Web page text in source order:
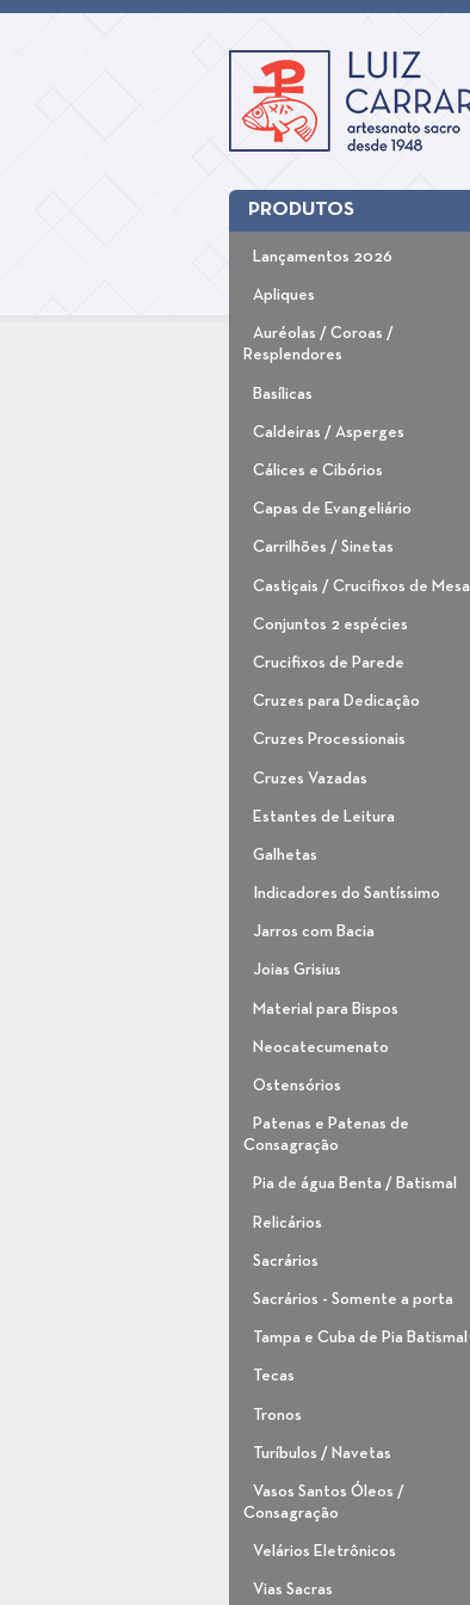
PRODUTOS
Lançamentos 2026
Apliques
Auréolas / Coroas /
Resplendores
Basílicas
Caldeiras / Asperges
Cálices e Cibórios
Capas de Evangeliário
Carrilhões / Sinetas
Castiçais / Crucifixos de Mesa
Conjuntos 2 espécies
Crucifixos de Parede
Cruzes para Dedicação
Cruzes Processionais
Cruzes Vazadas
Estantes de Leitura
Galhetas
Indicadores do Santíssimo
Jarros com Bacia
Joias Grisius
Material para Bispos
Neocatecumenato
Ostensórios
Patenas e Patenas de
Consagração
Pia de água Benta / Batismal
Relicários
Sacrários
Sacrários - Somente a porta
Tampa e Cuba de Pia Batismal
Tecas
Tronos
Turíbulos / Navetas
Vasos Santos Óleos /
Consagração
Velários Eletrônicos
Vias Sacras